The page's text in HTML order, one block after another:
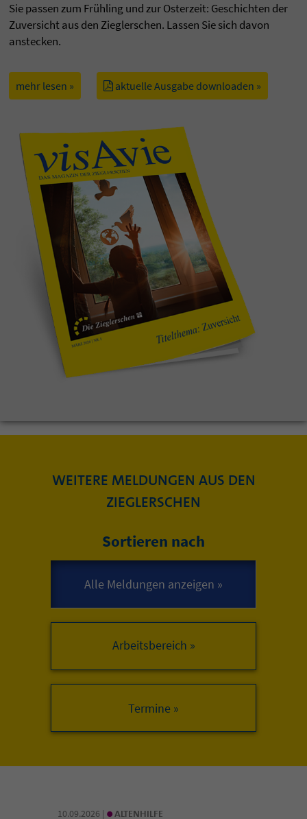
Sie passen zum Frühling und zur Osterzeit: Geschichten der
Zuversicht aus den Zieglerschen. Lassen Sie sich davon
anstecken.
mehr lesen » aktuelle Ausgabe downloaden »
WEITERE MELDUNGEN AUS DEN
ZIEGLERSCHEN
Sortieren nach
Arbeitsbereich »
10.09.2026 | • ALTENHILFE